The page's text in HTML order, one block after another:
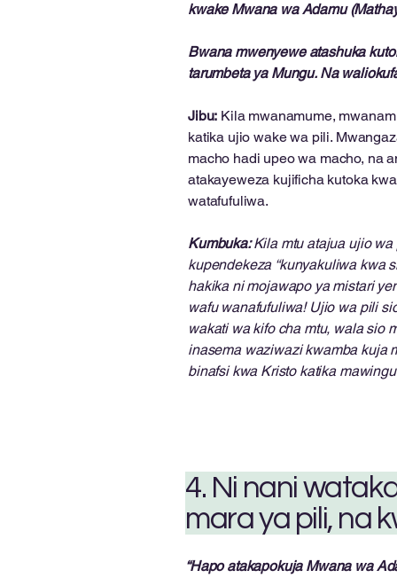
kwake Mwana wa Adamu
Bwana mwenyewe atashuka
tarumbeta ya Mungu. Na
Jibu: Kila mwanamume,
katika ujio wake wa pili.
macho hadi upeo wa macho, na
atakayeweza kujificha kutoka
watafufuliwa.
Kumbuka:Kila mtu atajua ujio
kupendekeza “kunyakuliwa kwa
hakika ni mojawapo ya mistari
wafu wanafufuliwa! Ujio wa pili
wakati wa kifo cha mtu, wala sio
inasema waziwazi kwamba kuja
binafsi kwa Kristo katika
4. Ni nani
mara ya pili, na
“Hapo atakapokuja Mwana wa